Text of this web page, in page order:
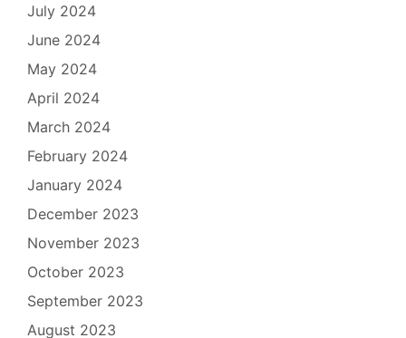
July 2024
June 2024
May 2024
April 2024
March 2024
February 2024
January 2024
December 2023
November 2023
October 2023
September 2023
August 2023